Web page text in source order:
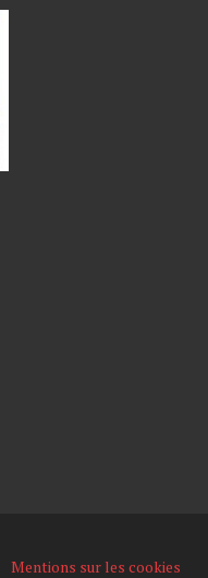
Mentions sur les cookies